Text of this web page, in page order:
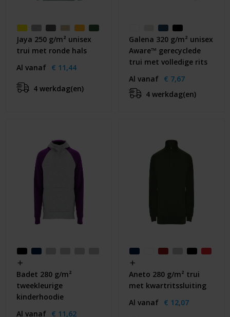
Jaya 250 g/m² unisex
trui met ronde hals
Al vanaf € 11,44
4 werkdag(en)
Galena 320 g/m² unisex
Aware™ gerecyclede
trui met volledige rits
Al vanaf € 7,67
4 werkdag(en)
Badet 280 g/m²
tweekleurige
kinderhoodie
Al vanaf € 11,62
Aneto 280 g/m² trui
met kwartritssluiting
Al vanaf € 12,07